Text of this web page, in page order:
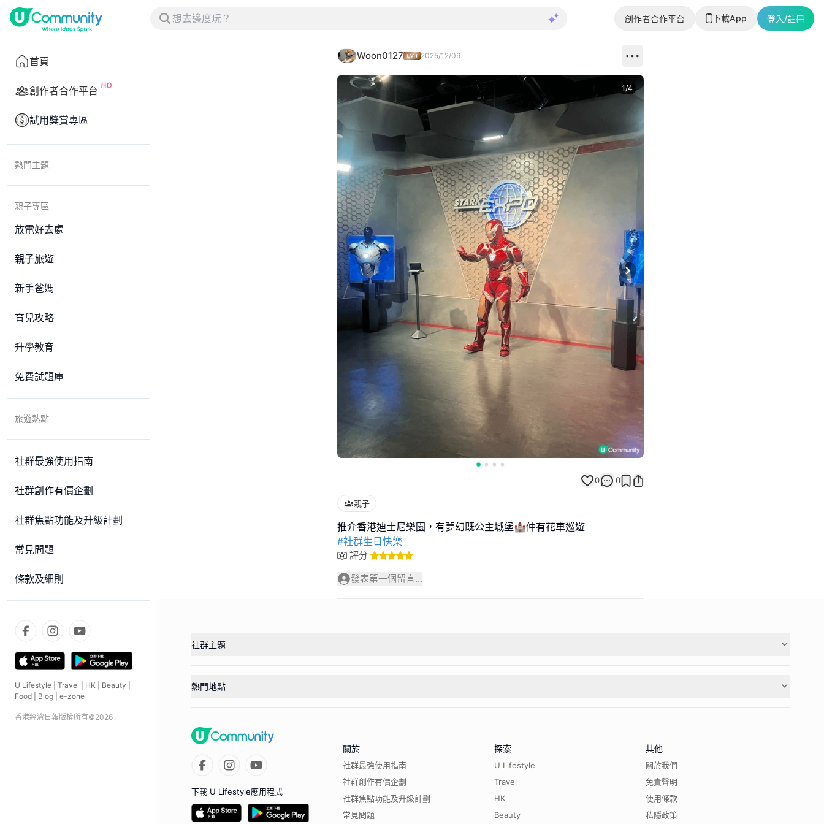
創作者合作平台 下載App 登入/註冊
首頁
創作者合作平台
試用獎賞專區
熱門主題
親子專區
放電好去處
親子旅遊
新手爸媽
育兒攻略
升學教育
免費試題庫
旅遊熱點
社群最強使用指南
社群創作有價企劃
社群焦點功能及升級計劃
常見問題
條款及細則
U Lifestyle Travel HK Beauty
Food
Blog e-zone
香港經濟日報版權所有©2026
Woon0127 2025/12/09
Next slide
1/4
0 0
親子
#社群生日快樂
評分
發表第一個留言...
社群主題
熱門地點
下載 U Lifestyle應用程式
關於
社群最強使用指南
社群創作有價企劃
社群焦點功能及升級計劃
常見問題
探索
U Lifestyle
Travel
HK
Beauty
其他
關於我們
免責聲明
使用條款
私隱政策